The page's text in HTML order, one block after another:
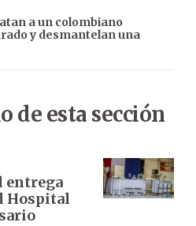
a un colombiano
y desmantelan una
de esta sección
entrega
Hospital